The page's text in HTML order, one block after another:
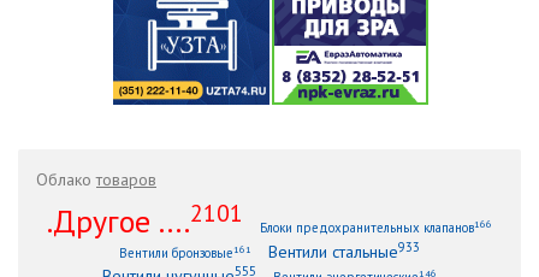
Облакотоваров
.Другое ....2101
Блоки предохранительных клапанов166
Вентили бронзовые161 Вентили стальные933
555 146